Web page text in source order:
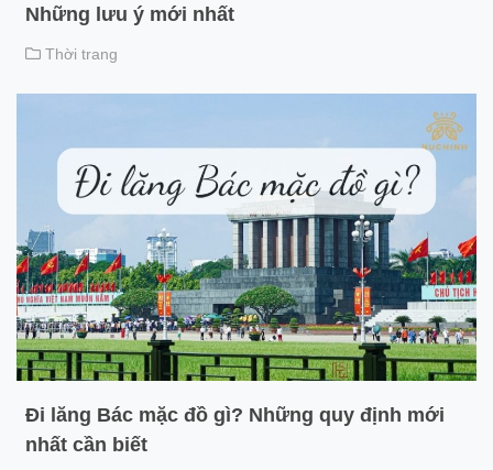
Những lưu ý mới nhất
Thời trang
Đi lăng Bác mặc đồ gì? Những quy định mới
nhất cần biết